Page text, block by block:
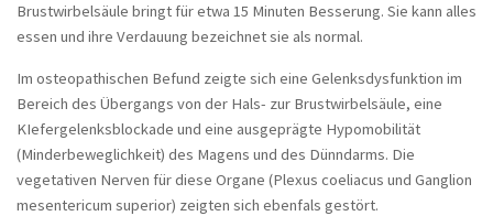
Kopfschmerzen, LWS-Syndrom
Brustwirbelsäule und Herzrhythmusstörungen
Bauchkrämpfe nach Tumorentfernung
Behandlung bei beningner
Prostatahyperplasie
Tietze-Syndrom
Brustwirbelsäule bringt für etwa 15 Minuten Besserung. Sie kann alles
essen und ihre Verdauung bezeichnet sie als normal.
Im osteopathischen Befund zeigte sich eine Gelenksdysfunktion im
Bereich des Übergangs von der Hals- zur Brustwirbelsäule, eine
KIefergelenksblockade und eine ausgeprägte Hypomobilität
(Minderbeweglichkeit) des Magens und des Dünndarms. Die
vegetativen Nerven für diese Organe (Plexus coeliacus und Ganglion
mesentericum superior) zeigten sich ebenfals gestört.